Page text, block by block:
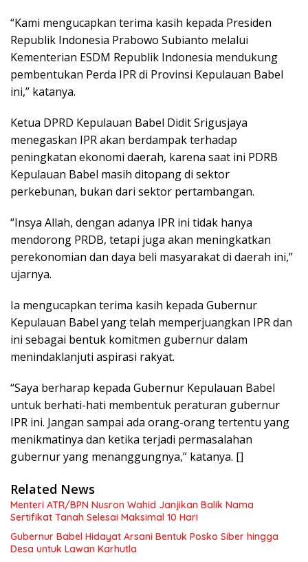
“Kami mengucapkan terima kasih kepada Presiden
Republik Indonesia Prabowo Subianto melalui
Kementerian ESDM Republik Indonesia mendukung
pembentukan Perda IPR di Provinsi Kepulauan Babel
ini,” katanya.
Ketua DPRD Kepulauan Babel Didit Srigusjaya
menegaskan IPR akan berdampak terhadap
peningkatan ekonomi daerah, karena saat ini PDRB
Kepulauan Babel masih ditopang di sektor
perkebunan, bukan dari sektor pertambangan.
“Insya Allah, dengan adanya IPR ini tidak hanya
mendorong PRDB, tetapi juga akan meningkatkan
perekonomian dan daya beli masyarakat di daerah ini,”
ujarnya.
Ia mengucapkan terima kasih kepada Gubernur
Kepulauan Babel yang telah memperjuangkan IPR dan
ini sebagai bentuk komitmen gubernur dalam
menindaklanjuti aspirasi rakyat.
“Saya berharap kepada Gubernur Kepulauan Babel
untuk berhati-hati membentuk peraturan gubernur
IPR ini. Jangan sampai ada orang-orang tertentu yang
menikmatinya dan ketika terjadi permasalahan
gubernur yang menanggungnya,” katanya. []
Related News
Menteri ATR/BPN Nusron Wahid Janjikan Balik Nama
Sertifikat Tanah Selesai Maksimal 10 Hari
Gubernur Babel Hidayat Arsani Bentuk Posko Siber hingga
Desa untuk Lawan Karhutla